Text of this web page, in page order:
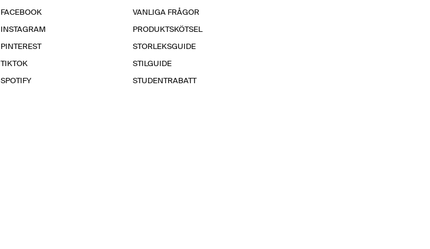
FACEBOOK
INSTAGRAM
PINTEREST
TIKTOK
SPOTIFY
VANLIGA FRÅGOR
PRODUKTSKÖTSEL
STORLEKSGUIDE
STILGUIDE
STUDENTRABATT